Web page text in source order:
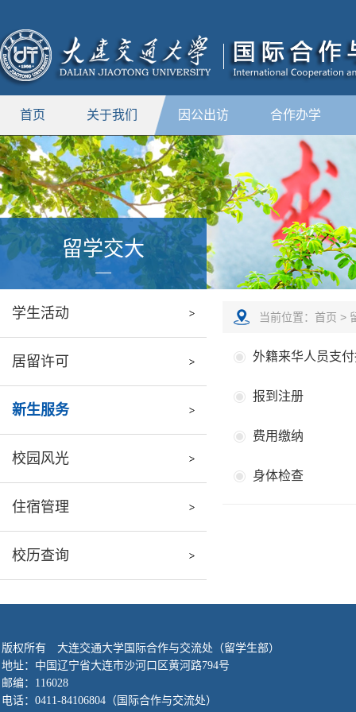
首页 关于我们 因公出访 合作办学
留学交大
学生活动
居留许可
新生服务
校园风光
住宿管理
校历查询
当前位置： 首页 >
外籍来华人员支
报到注册
费用缴纳
身体检查
版权所有 大连交通大学国际合作与交流处（留学生部）
地址：中国辽宁省大连市沙河口区黄河路794号
邮编：116028
电话： 0411-84106804 （国际合作与交流处）